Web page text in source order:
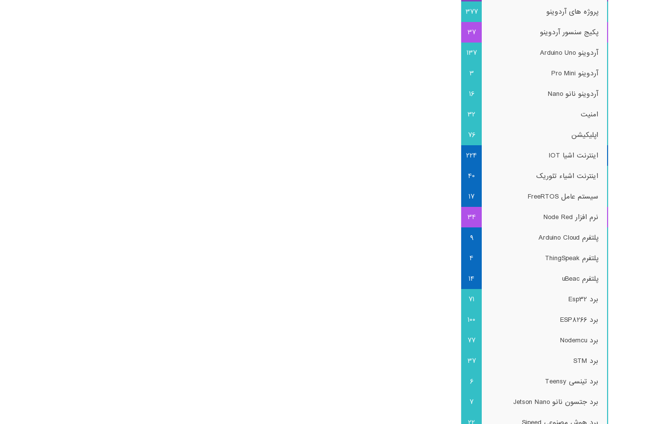
پروژه های آردوینو
377
پکیج سنسور آردوینو
37
آردوینو Arduino Uno
137
آردوینو Pro Mini
3
آردوینو نانو Nano
16
امنیت
32
اپلیکیشن
76
اینترنت اشیا IOT
224
اینترنت اشیاء تئوریک
40
سیستم عامل FreeRTOS
17
نرم افزار Node Red
34
پلتفرم Arduino Cloud
9
پلتفرم ThingSpeak
4
پلتفرم uBeac
14
برد Esp32
71
برد ESP8266
100
برد Nodemcu
77
برد STM
37
برد تینسی Teensy
6
برد جتسون نانو Jetson Nano
7